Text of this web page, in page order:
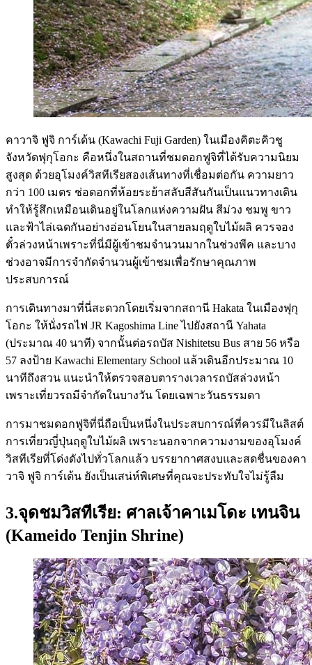
คาวาจิ ฟูจิ การ์เด้น (Kawachi Fuji Garden) ในเมืองคิตะคิวชู
จังหวัดฟุกุโอกะ คือหนึ่งในสถานที่ชมดอกฟูจิที่ได้รับความนิยม
สูงสุด ด้วยอุโมงค์วิสทีเรียสองเส้นทางที่เชื่อมต่อกัน ความยาว
กว่า 100 เมตร ช่อดอกที่ห้อยระย้าสลับสีสันกันเป็นแนวทางเดิน
ทำให้รู้สึกเหมือนเดินอยู่ในโลกแห่งความฝัน สีม่วง ชมพู ขาว
และฟ้าไล่เฉดกันอย่างอ่อนโยนในสายลมฤดูใบไม้ผลิ ควรจอง
ตั๋วล่วงหน้าเพราะที่นี่มีผู้เข้าชมจำนวนมากในช่วงพีค และบาง
ช่วงอาจมีการจำกัดจำนวนผู้เข้าชมเพื่อรักษาคุณภาพ
ประสบการณ์
การเดินทางมาที่นี่สะดวกโดยเริ่มจากสถานี Hakata ในเมืองฟุกุ
โอกะ ให้นั่งรถไฟ JR Kagoshima Line ไปยังสถานี Yahata
(ประมาณ 40 นาที) จากนั้นต่อรถบัส Nishitetsu Bus สาย 56 หรือ
57 ลงป้าย Kawachi Elementary School แล้วเดินอีกประมาณ 10
นาทีถึงสวน แนะนำให้ตรวจสอบตารางเวลารถบัสล่วงหน้า
เพราะเที่ยวรถมีจำกัดในบางวัน โดยเฉพาะวันธรรมดา
การมาชมดอกฟูจิที่นี่ถือเป็นหนึ่งในประสบการณ์ที่ควรมีในลิสต์
การเที่ยวญี่ปุ่นฤดูใบไม้ผลิ เพราะนอกจากความงามของอุโมงค์
วิสทีเรียที่โด่งดังไปทั่วโลกแล้ว บรรยากาศสงบและสดชื่นของคา
วาจิ ฟูจิ การ์เด้น ยังเป็นเสน่ห์พิเศษที่คุณจะประทับใจไม่รู้ลืม
3.จุดชมวิสทีเรีย: ศาลเจ้าคาเมโดะ เทนจิน
(Kameido Tenjin Shrine)